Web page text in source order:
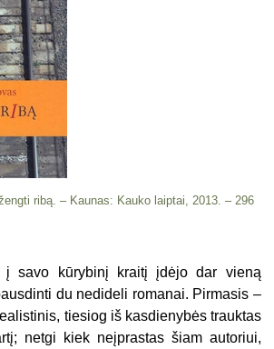
ribą. – Kaunas: Kauko laiptai, 2013. – 296
į savo kūrybinį kraitį įdėjo dar vieną
du nedideli romanai. Pirmasis –
tiesiog iš kasdienybės trauktas
netgi kiek neįprastas šiam autoriui,